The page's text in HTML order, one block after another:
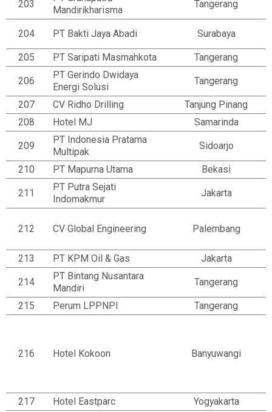
203
Mandirikharisma
Tangerang
204 PT Bakti Jaya Abadi Surabaya
205 PT Saripati Masmahkota Tangerang
206
PT Gerindo Dwidaya
Energi Solusi
Tangerang
207 CV Ridho Drilling
Tanjung Pinang
208
Hotel MJ Samarinda
209
PT Indonesia Pratama
Multipak
Sidoarjo
210 PT Mapurna Utama Bekasi
211
PT Putra Sejati
Indomakmur
Jakarta
212 CV Global Engineering Palembang
213 PT KPM Oil & Gas Jakarta
214
PT Bintang Nusantara
Mandiri
Tangerang
215 Perum LPPNPI Tangerang
216 Hotel Kokoon Banyuwangi
217 Hotel Eastparc Yogyakarta